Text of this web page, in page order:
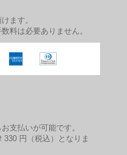
ます。
料は必要ありません。
支払いが可能です。
330 円（税込）となりま